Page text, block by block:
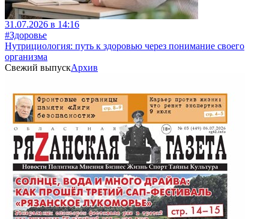
31.07.2026 в 14:16
#Здоровье
Нутрициология: путь к здоровью через понимание своего
организма
Свежий выпускАрхив